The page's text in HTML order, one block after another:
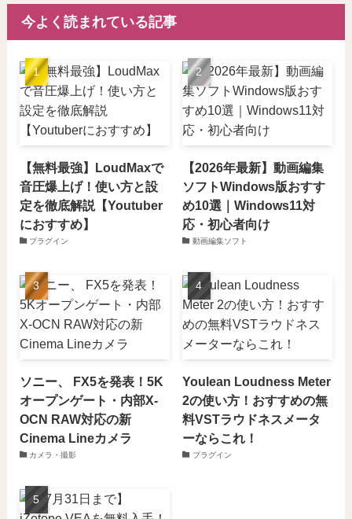
今よく読まれている記事
【無料最強】LoudMaxで
音圧爆上げ！使い方と設
定を徹底解説【Youtuber
におすすめ】
プラグイン
【2026年最新】動画編集
ソフトWindows版おすす
め10選｜Windows11対
応・初心者向け
動画編集ソフト
ソニー、 FX5を発表！5K
オープンゲート・内部X-
OCN RAW対応の新
Cinema Lineカメラ
カメラ・撮影
Youlean Loudness Meter
2の使い方！おすすめの無
料VSTラウドネスメータ
ーならこれ！
プラグイン